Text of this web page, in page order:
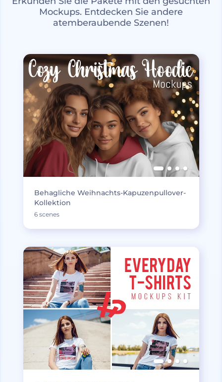
Mockups. Entdecken Sie andere
atemberaubende Szenen!
Behagliche Weihnachts-Kapuzenpullover-
Kollektion
6 scenes